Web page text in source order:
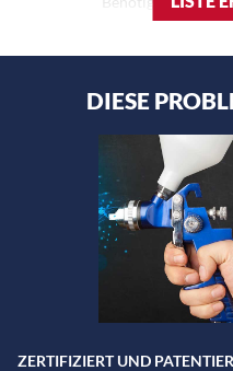
DIESE
ZERTIFIZIERT UND